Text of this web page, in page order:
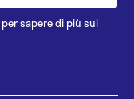
per sapere di più sul